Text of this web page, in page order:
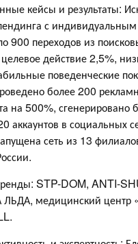
кейсы и результаты:
с
900 переходов из
действие 2,5%,
поведенческие
более 200
на 500%, сгенерировано
аккаунтов в социальных
сеть из 13
STP-DOM, ANTI-
медицинский центр